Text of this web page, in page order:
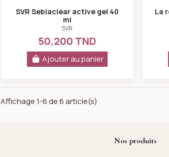
SVR Sebiaclear active gel 40
ml
SVR
50,200 TND
Ajouter au panier
La
Affichage 1-6 de 6 article(s)
Nos produits